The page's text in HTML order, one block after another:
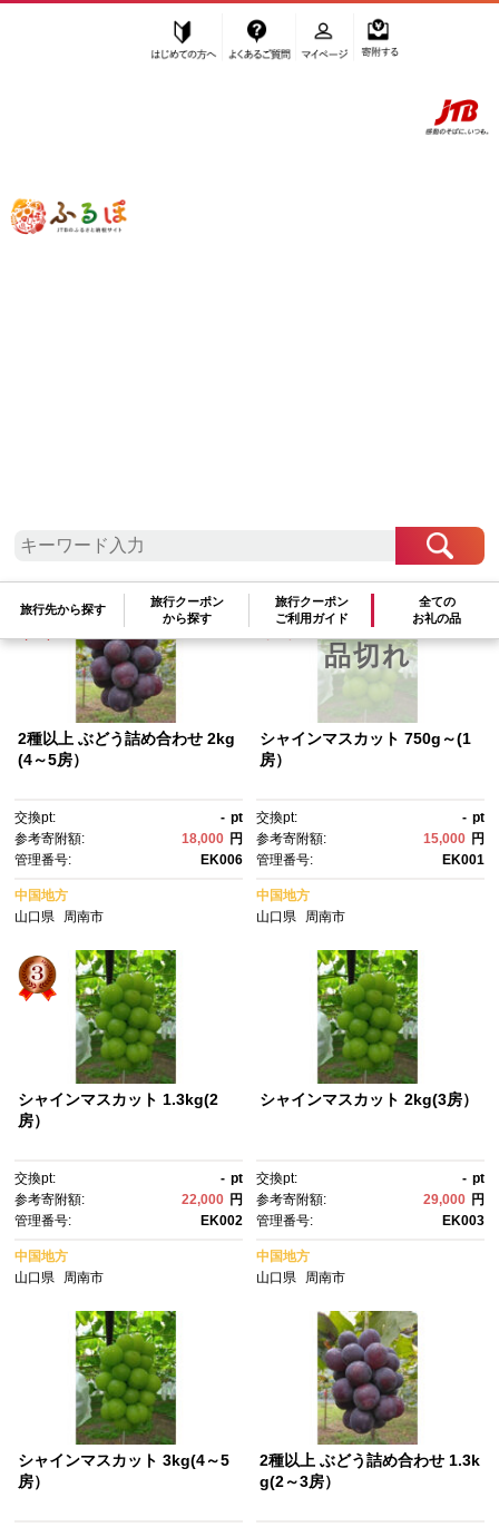
ふるぽ JTBのふるさと納税サイト
旅行先から探す
旅行クーポン
から探す
旅行クーポン
ご利用ガイド
全ての
お礼の品
「ふるさと納税」TOP
参考寄附額順
2種以上 ぶどう詰め合わせ 2kg
(4～5房）
交換pt: - pt
参考寄附額:
18,000 円
管理番号:
EK006
中国地方
山口県
周南市
品切れ
シャインマスカット 750g～(1
房）
交換pt: - pt
参考寄附額:
15,000 円
管理番号:
EK001
中国地方
山口県
周南市
シャインマスカット 1.3kg(2
房）
交換pt: - pt
参考寄附額:
22,000 円
管理番号:
EK002
中国地方
山口県
周南市
シャインマスカット 2kg(3房）
交換pt: - pt
参考寄附額:
29,000 円
管理番号:
EK003
中国地方
山口県
周南市
シャインマスカット 3kg(4～5
房）
2種以上 ぶどう詰め合わせ 1.3k
g(2～3房）